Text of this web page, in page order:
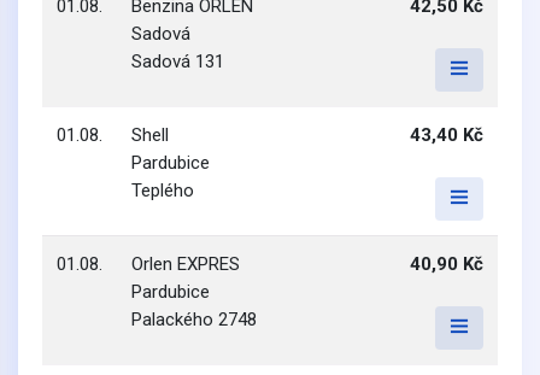
01.08.
Benzina ORLEN
Sadová
Sadová 131
42,50 Kč
01.08.
Shell
Pardubice
Teplého
43,40 Kč
01.08.
Orlen EXPRES
Pardubice
Palackého 2748
40,90 Kč